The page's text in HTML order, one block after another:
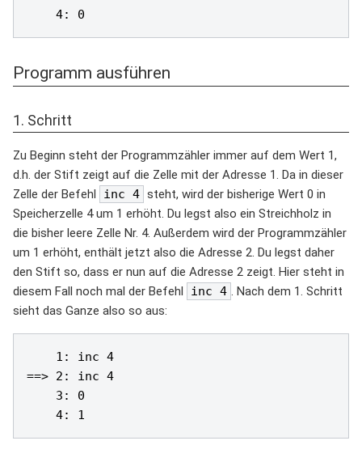
Programm ausführen
1. Schritt
Zu Beginn steht der Programmzähler immer auf dem Wert 1,
d.h. der Stift zeigt auf die Zelle mit der Adresse 1. Da in dieser
Zelle der Befehl
inc 4 steht, wird der bisherige Wert 0 in
Speicherzelle 4 um 1 erhöht. Du legst also ein Streichholz in
die bisher leere Zelle Nr. 4. Außerdem wird der Programmzähler
um 1 erhöht, enthält jetzt also die Adresse 2. Du legst daher
den Stift so, dass er nun auf die Adresse 2 zeigt. Hier steht in
diesem Fall noch mal der Befehl
inc 4
. Nach dem 1. Schritt
sieht das Ganze also so aus:
==> 2: inc 4